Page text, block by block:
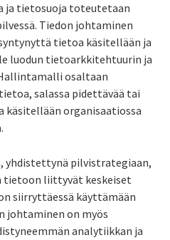
ja tietosuoja toteutetaan
Tiedon johtaminen
tietoa käsitellään ja
luodun tietoarkkitehtuurin ja
osaltaan
salassa pidettävää tai
organisaatiossa
yhdistettynä pilvistrategiaan,
tietoon liittyvät keskeiset
siirryttäessä käyttämään
johtaminen on myös
analytiikkan ja